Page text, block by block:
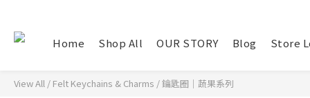
Home Shop All OUR STORY Blog Store
View All / Felt Keychains & Charms /鑰匙圈｜蔬果系列